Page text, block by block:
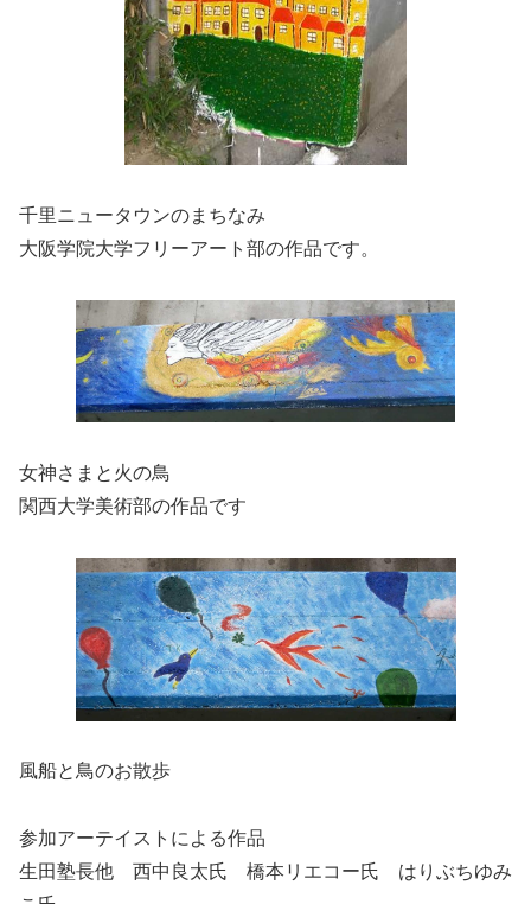
千里ニュータウンのまちなみ
大阪学院大学フリーアート部の作品です。
女神さまと火の鳥
関西大学美術部の作品です
風船と鳥のお散歩
参加アーテイストによる作品
生田塾長他 西中良太氏 橋本リエコー氏 はりぶちゆみ